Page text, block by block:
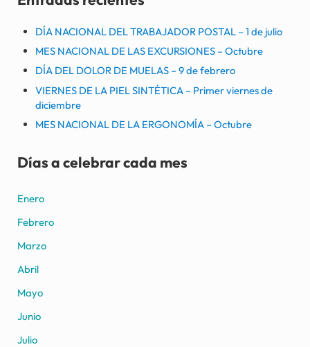
DÍA NACIONAL DEL TRABAJADOR POSTAL – 1 de julio
MES NACIONAL DE LAS EXCURSIONES – Octubre
DÍA DEL DOLOR DE MUELAS – 9 de febrero
VIERNES DE LA PIEL SINTÉTICA – Primer viernes de
diciembre
MES NACIONAL DE LA ERGONOMÍA – Octubre
Días a celebrar cada mes
Enero
Febrero
Marzo
Abril
Mayo
Junio
Julio